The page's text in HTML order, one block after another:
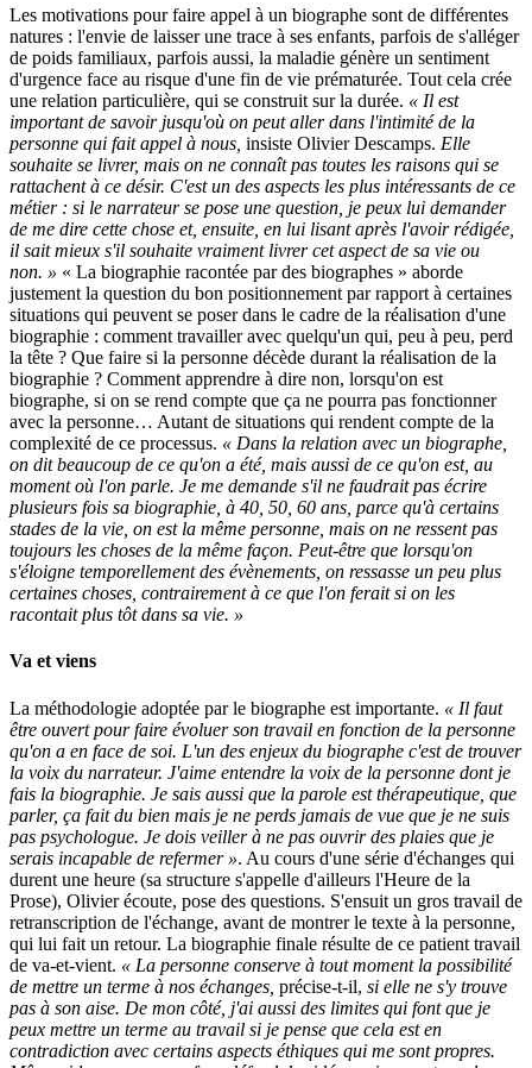
Les motivations pour faire appel à un biographe sont de différentes
natures : l'envie de laisser une trace à ses enfants, parfois de s'alléger
de poids familiaux, parfois aussi, la maladie génère un sentiment
d'urgence face au risque d'une fin de vie prématurée. Tout cela crée
une relation particulière, qui se construit sur la durée. « Il est
important de savoir jusqu'où on peut aller dans l'intimité de la
personne qui fait appel à nous, insiste Olivier Descamps. Elle
souhaite se livrer, mais on ne connaît pas toutes les raisons qui se
rattachent à ce désir. C'est un des aspects les plus intéressants de ce
métier : si le narrateur se pose une question, je peux lui demander
de me dire cette chose et, ensuite, en lui lisant après l'avoir rédigée,
il sait mieux s'il souhaite vraiment livrer cet aspect de sa vie ou
non. » « La biographie racontée par des biographes » aborde
justement la question du bon positionnement par rapport à certaines
situations qui peuvent se poser dans le cadre de la réalisation d'une
biographie : comment travailler avec quelqu'un qui, peu à peu, perd
la tête ? Que faire si la personne décède durant la réalisation de la
biographie ? Comment apprendre à dire non, lorsqu'on est
biographe, si on se rend compte que ça ne pourra pas fonctionner
avec la personne… Autant de situations qui rendent compte de la
complexité de ce processus. « Dans la relation avec un biographe,
on dit beaucoup de ce qu'on a été, mais aussi de ce qu'on est, au
moment où l'on parle. Je me demande s'il ne faudrait pas écrire
plusieurs fois sa biographie, à 40, 50, 60 ans, parce qu'à certains
stades de la vie, on est la même personne, mais on ne ressent pas
toujours les choses de la même façon. Peut-être que lorsqu'on
s'éloigne temporellement des évènements, on ressasse un peu plus
certaines choses, contrairement à ce que l'on ferait si on les
racontait plus tôt dans sa vie. »
Va et viens
La méthodologie adoptée par le biographe est importante. « Il faut
être ouvert pour faire évoluer son travail en fonction de la personne
qu'on a en face de soi. L'un des enjeux du biographe c'est de trouver
la voix du narrateur. J'aime entendre la voix de la personne dont je
fais la biographie. Je sais aussi que la parole est thérapeutique, que
parler, ça fait du bien mais je ne perds jamais de vue que je ne suis
pas psychologue. Je dois veiller à ne pas ouvrir des plaies que je
serais incapable de refermer ». Au cours d'une série d'échanges qui
durent une heure (sa structure s'appelle d'ailleurs l'Heure de la
Prose), Olivier écoute, pose des questions. S'ensuit un gros travail de
retranscription de l'échange, avant de montrer le texte à la personne,
qui lui fait un retour. La biographie finale résulte de ce patient travail
de va-et-vient. « La personne conserve à tout moment la possibilité
de mettre un terme à nos échanges, précise-t-il, si elle ne s'y trouve
pas à son aise. De mon côté, j'ai aussi des limites qui font que je
peux mettre un terme au travail si je pense que cela est en
contradiction avec certains aspects éthiques qui me sont propres.